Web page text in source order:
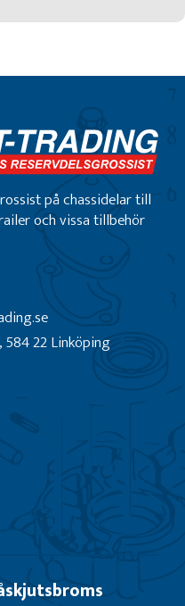
på chassidelar till
och vissa tillbehör
584 22 Linköping